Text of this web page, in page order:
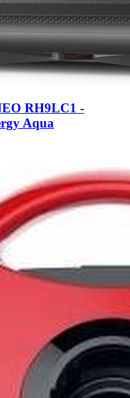
RH9LC1 -
Aqua